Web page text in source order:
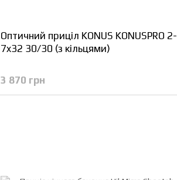
Оптичний приціл KONUS KONUSPRO 2-
7x32 30/30 (з кільцями)
3 870 грн